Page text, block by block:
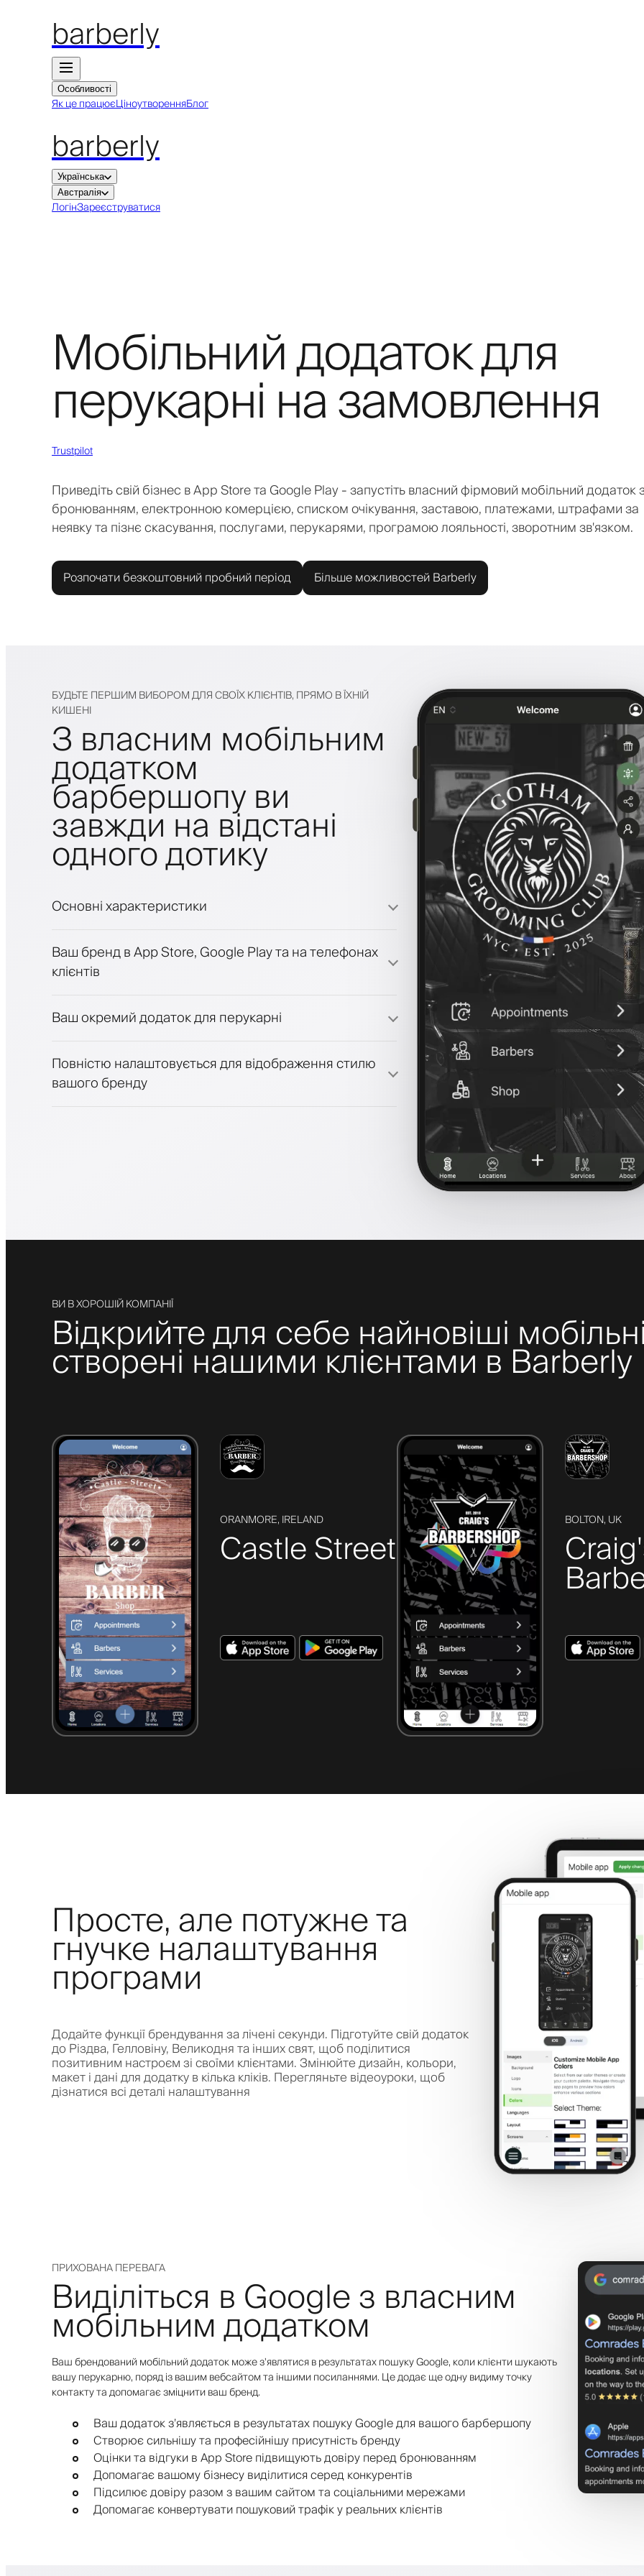
barberly
Особливості
Як це працюєЦіноутворенняБлог
barberly
Українська
Австралія
ЛогінЗареєструватися
Мобільний додаток для
перукарні на замовлення
Trustpilot
Приведіть свій бізнес в App Store та Google Play - запустіть власний фірмовий мобільний додаток
бронюванням, електронною комерцією, списком очікування, заставою, платежами, штрафами за
неявку та пізнє скасування, послугами, перукарями, програмою лояльності, зворотним зв'язком.
Розпочати безкоштовний пробний період Більше можливостей Barberly
БУДЬТЕ ПЕРШИМ ВИБОРОМ ДЛЯ СВОЇХ КЛІЄНТІВ, ПРЯМО В ЇХНІЙ
КИШЕНІ
З власним мобільним
додатком
барбершопу ви
завжди на відстані
одного дотику
Основні характеристики
Платежі, застава
Продавати косметику
Ваш бренд в App Store, Google Play та на телефонах
клієнтів
Ваш окремий додаток для перукарні
Повністю налаштовується для відображення стилю
вашого бренду
ВИ В ХОРОШІЙ КОМПАНІЇ
Відкрийте для себе найновіші
створені нашими клієнтами в Barberly
ORANMORE, IRELAND
Castle Street
BOLTON, UK
Просте, але потужне та
гнучке налаштування
програми
Додайте функції брендування за лічені секунди. Підготуйте свій додаток
до Різдва, Гелловіну, Великодня та інших свят, щоб поділитися
позитивним настроєм зі своїми клієнтами. Змінюйте дизайн, кольори,
макет і дані для додатку в кілька кліків. Перегляньте відеоуроки, щоб
дізнатися всі деталі налаштування
ПРИХОВАНА ПЕРЕВАГА
Виділіться в Google з власним
мобільним додатком
Ваш брендований мобільний додаток може з'являтися в результатах пошуку Google, коли клієнти шукають
вашу перукарню, поряд із вашим вебсайтом та іншими посиланнями. Це додає ще одну видиму точку
контакту та допомагає зміцнити ваш бренд.
Ваш додаток з’являється в результатах пошуку Google для вашого барбершопу
Створює сильнішу та професійнішу присутність бренду
Оцінки та відгуки в App Store підвищують довіру перед бронюванням
Допомагає вашому бізнесу виділитися серед конкурентів
Підсилює довіру разом з вашим сайтом та соціальними мережами
Допомагає конвертувати пошуковий трафік у реальних клієнтів